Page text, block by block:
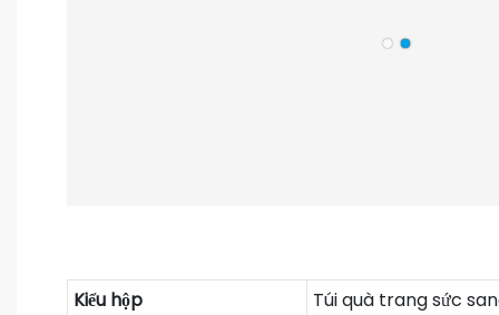
Kiểu hộp
Túi quà trang sức